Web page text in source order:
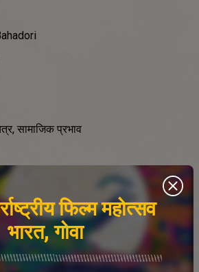
फिल्म महोत्सव
भारत, गोवा
सामाजिक प्रभाव
राष्ट्र जलवायु परिवर्तन सम्मेलन 2024
पुरस्कार 2024